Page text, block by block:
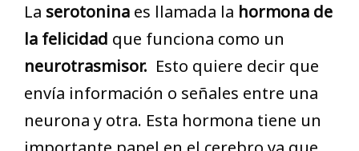
La serotonina es llamada la hormona de
la felicidad que funciona como un
neurotrasmisor. Esto quiere decir que
envía información o señales entre una
neurona y otra. Esta hormona tiene un